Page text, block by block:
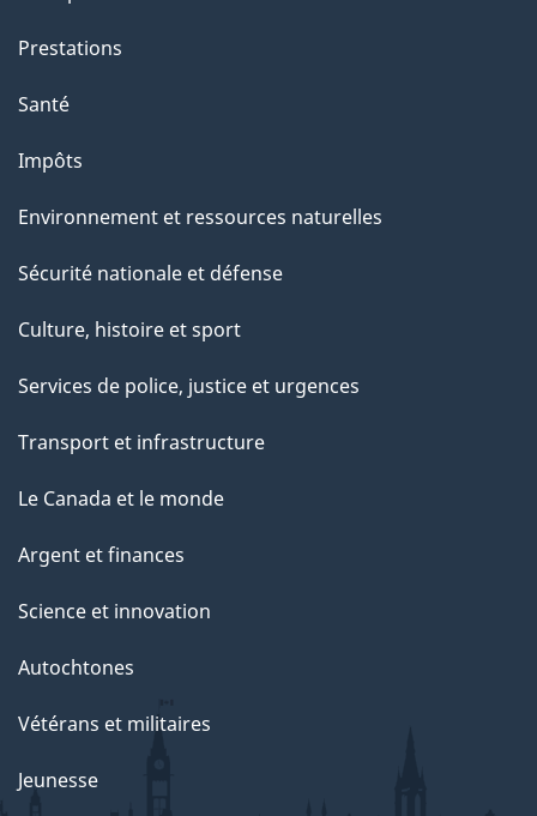
"
Prestations
Santé
Impôts
Environnement et ressources naturelles
Sécurité nationale et défense
Culture, histoire et sport
Services de police, justice et urgences
Transport et infrastructure
Le Canada et le monde
Argent et finances
Science et innovation
Autochtones
Vétérans et militaires
Jeunesse